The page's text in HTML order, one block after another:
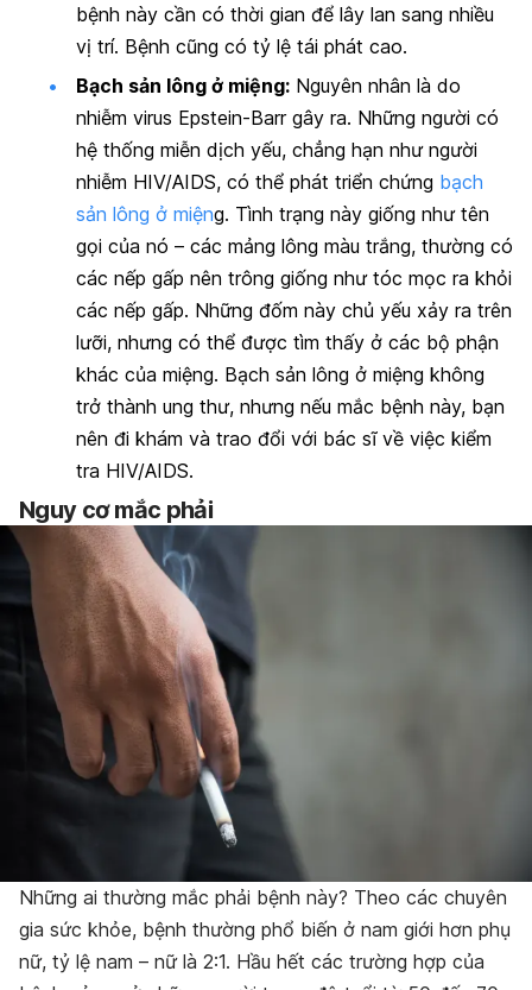
bệnh này cần có thời gian để lây lan sang nhiều
vị trí. Bệnh cũng có tỷ lệ tái phát cao.
Bạch sản lông ở miệng: Nguyên nhân là do
nhiễm virus Epstein-Barr gây ra. Những người có
hệ thống miễn dịch yếu, chẳng hạn như người
nhiễm HIV/AIDS, có thể phát triển chứng bạch
sản lông ở miệng. Tình trạng này giống như tên
gọi của nó – các mảng lông màu trắng, thường có
các nếp gấp nên trông giống như tóc mọc ra khỏi
các nếp gấp. Những đốm này chủ yếu xảy ra trên
lưỡi, nhưng có thể được tìm thấy ở các bộ phận
khác của miệng. Bạch sản lông ở miệng không
trở thành ung thư, nhưng nếu mắc bệnh này, bạn
nên đi khám và trao đổi với bác sĩ về việc kiểm
tra HIV/AIDS.
Nguy cơ mắc phải
Những ai thường mắc phải bệnh này? Theo các chuyên
gia sức khỏe, bệnh thường phổ biến ở nam giới hơn phụ
nữ, tỷ lệ nam – nữ là 2:1. Hầu hết các trường hợp của